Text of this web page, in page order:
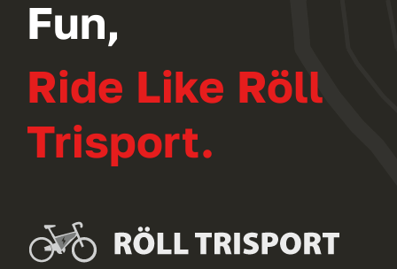
Fun,
Ride Like Röll
Trisport.